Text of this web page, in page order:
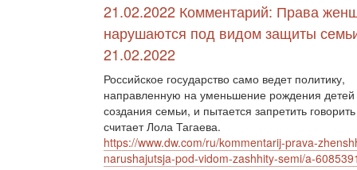
21.02.2022 Комментарий: Права
нарушаются под видом защиты
21.02.2022
Российское государство само ведет политику,
направленную на уменьшение рождения детей
создания семьи, и пытается запретить
считает Лола Тагаева.
https://www.dw.com/ru/kommentarij-prava-
narushajutsja-pod-vidom-zashhity-semi/a-